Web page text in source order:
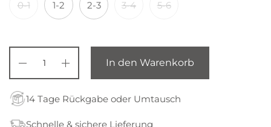
0-1 1-2 2-3 3-4 5-6
In den Warenkorb
14 Tage Rückgabe oder Umtausch
Schnelle & sichere Lieferung